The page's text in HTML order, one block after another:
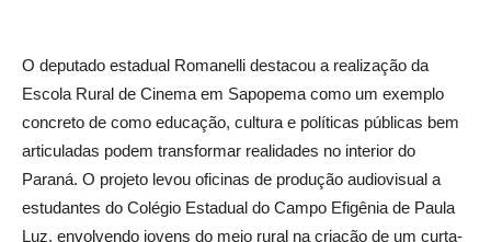
O deputado estadual Romanelli destacou a realização da
Escola Rural de Cinema em Sapopema como um exemplo
concreto de como educação, cultura e políticas públicas bem
articuladas podem transformar realidades no interior do
Paraná. O projeto levou oficinas de produção audiovisual a
estudantes do Colégio Estadual do Campo Efigênia de Paula
Luz, envolvendo jovens do meio rural na criação de um curta-